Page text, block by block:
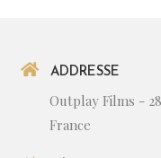
ADDRESSE
Outplay Films -
France